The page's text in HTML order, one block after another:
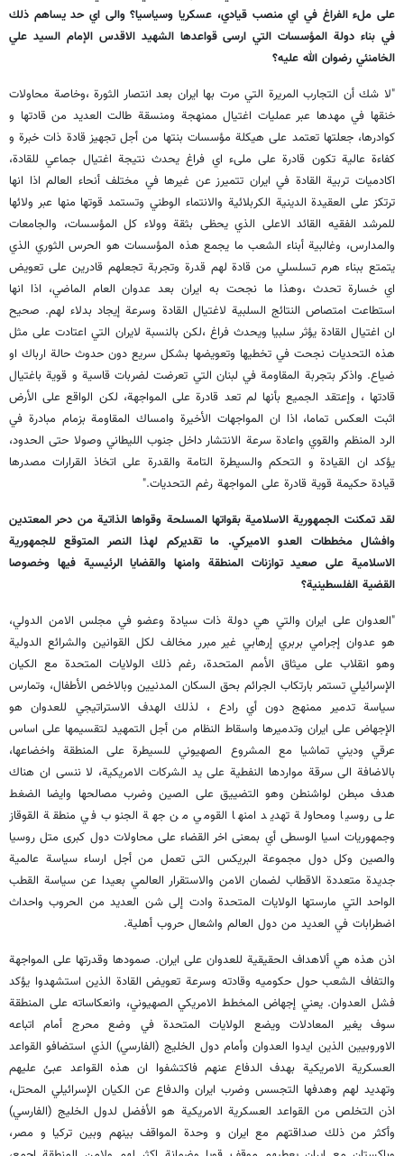
على ملء الفراغ في اي منصب قيادي، عسكريا وسياسيا؟ والى اي حد يساهم ذلك
في بناء دولة المؤسسات التي ارسى قواعدها الشهيد الاقدس الإمام السيد علي
الخامنئي رضوان الله عليه؟
"لا شك أن التجارب المريرة التي مرت بها ايران بعد انتصار الثورة ،وخاصة محاولات
خنقها في مهدها عبر عمليات اغتيال ممنهجة ومنسقة طالت العديد من قادتها و
كوادرها، جعلتها تعتمد على هيكلة مؤسسات بنتها من أجل تجهيز قادة ذات خبرة و
كفاءة عالية تكون قادرة على ملىء اي فراغ يحدث نتيجة اغتيال جماعي للقادة،
اكادميات تربية القادة في ايران تتميرز عن غيرها في مختلف أنحاء العالم اذا انها
ترتكز على العقيدة الدينية الكربلائية والانتماء الوطني وتستمد قوتها منها عبر ولائها
للمرشد الفقيه القائد الاعلى الذي يحظى بثقة وولاء كل المؤسسات، والجامعات
والمدارس، وغالبية أبناء الشعب ما يجمع هذه المؤسسات هو الحرس الثوري الذي
يتمتع ببناء هرم تسلسلي من قادة لهم قدرة وتجربة تجعلهم قادرين على تعويض
اي خسارة تحدث ،وهذا ما نجحت به ايران بعد عدوان العام الماضي، اذا انها
استطاعت امتصاص النتائج السلبية لاغتيال القادة وسرعة إيجاد بدلاء لهم. صحيح
ان اغتيال القادة يؤثر سلبيا ويحدث فراغ ،لكن بالنسبة لايران التي اعتادت على مثل
هذه التحديات نجحت في تخطيها وتعويضها بشكل سريع دون حدوث حالة ارباك او
ضياع. واذكر بتجربة المقاومة في لبنان التي تعرضت لضربات قاسية و قوية باغتيال
قادتها ، وإعتقد الجميع بأنها لم تعد قادرة على المواجهة، لكن الواقع على الأرض
اثبت العكس تماما، اذا ان المواجهات الأخيرة وامساك المقاومة بزمام مبادرة في
الرد المنظم والقوي واعادة سرعة الانتشار داخل جنوب الليطاني وصولا حتى الحدود،
يؤكد ان القيادة و التحكم والسيطرة التامة والقدرة على اتخاذ القرارات مصدرها
قيادة حكيمة قوية قادرة على المواجهة رغم التحديات."
لقد تمكنت الجمهورية الاسلامية بقواتها المسلحة وقواها الذاتية من دحر المعتدين
وافشال مخططات العدو الاميركي. ما تقديركم لهذا النصر المتوقع للجمهورية
الاسلامية على صعيد توازنات المنطقة وامنها والقضايا الرئيسية فيها وخصوصا
القضية الفلسطينية؟
"العدوان على ايران والتي هي دولة ذات سيادة وعضو في مجلس الامن الدولي،
هو عدوان إجرامي بربري إرهابي غير مبرر مخالف لكل القوانين والشرائع الدولية
وهو انقلاب على ميثاق الأمم المتحدة، رغم ذلك الولايات المتحدة مع الكيان
الإسرائيلي تستمر بارتكاب الجرائم بحق السكان المدنيين وبالاخص الأطفال، وتمارس
سياسة تدمير ممنهج دون أي رادع ، لذلك الهدف الاستراتيجي للعدوان هو
الإجهاض على ايران وتدميرها واسقاط النظام من أجل التمهيد لتقسيمها على اساس
عرقي وديني تماشيا مع المشروع الصهيوني للسيطرة على المنطقة واخضاعها،
بالاضافة الى سرقة مواردها النفطية على يد الشركات الامريكية، لا ننسى ان هناك
هدف مبطن لواشنطن وهو التضييق على الصين وضرب مصالحها وايضا الضغط
على روسيا ومحاولة تهديد امنها القومي من جهة الجنوب في منطقة القوقاز
وجمهوريات اسيا الوسطى أي بمعنى اخر القضاء على محاولات دول كبرى متل روسيا
والصين وكل دول مجموعة البريكس التى تعمل من أجل ارساء سياسة عالمية
جديدة متعددة الاقطاب لضمان الامن والاستقرار العالمي بعيدا عن سياسة القطب
الواحد التي مارستها الولايات المتحدة وادت إلى شن العديد من الحروب واحداث
اضطرابات في العديد من دول العالم واشعال حروب أهلية.
اذن هذه هي ألاهداف الحقيقية للعدوان على ايران. صمودها وقدرتها على المواجهة
والتفاف الشعب حول حكوميه وقادته وسرعة تعويض القادة الذين استشهدوا يؤكد
فشل العدوان. يعني إجهاض المخطط الامريكي الصهيوني، وانعكاساته على المنطقة
سوف يغير المعادلات ويضع الولايات المتحدة في وضع محرج أمام اتباعه
الاوروبيين الذين ايدوا العدوان وأمام دول الخليج (الفارسي) الذي استضافو القواعد
العسكرية الامريكية بهدف الدفاع عنهم فاكتشفوا ان هذه القواعد عبئ عليهم
وتهديد لهم وهدفها التجسس وضرب ايران والدفاع عن الكيان الإسرائيلي المحتل،
اذن التخلص من القواعد العسكرية الامريكية هو الأفضل لدول الخليج (الفارسي)
وأكثر من ذلك صداقتهم مع ايران و وحدة المواقف بينهم وبين تركيا و مصر،